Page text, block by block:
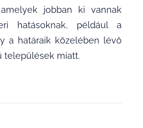
jobban ki vannak
hatásoknak, például a
a határaik közelében lévő
települések miatt.